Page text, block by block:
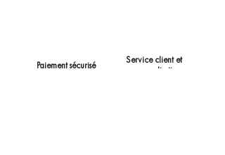
Paiement sécurisé
Service client et